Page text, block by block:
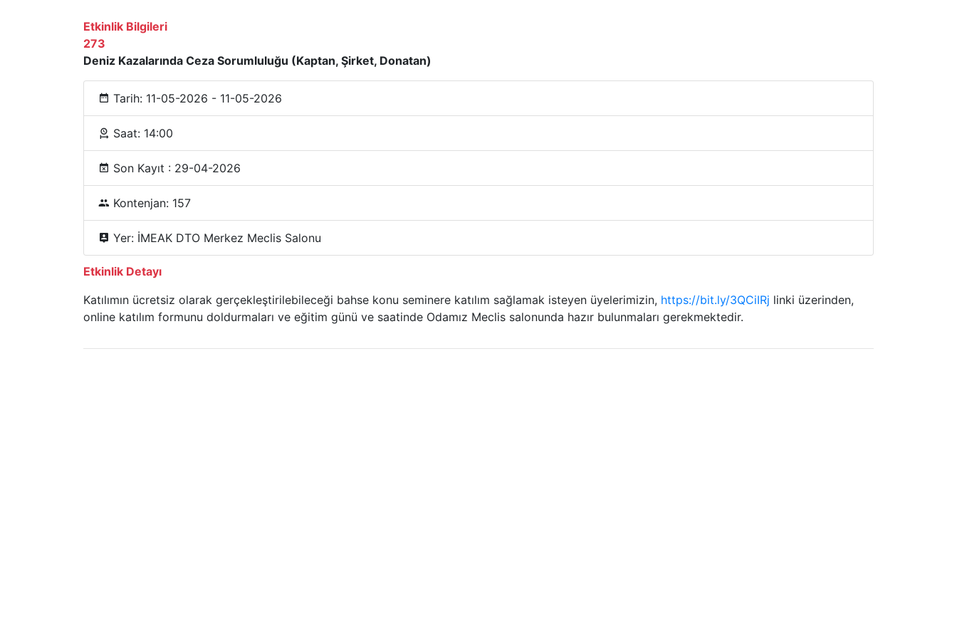
Etkinlik Bilgileri
273
Deniz Kazalarında Ceza Sorumluluğu (Kaptan, Şirket, Donatan)
Tarih: 11-05-2026 - 11-05-2026
Saat: 14:00
Son Kayıt : 29-04-2026
Kontenjan: 157
Yer: İMEAK DTO Merkez Meclis Salonu
Etkinlik Detayı
Katılımın ücretsiz olarak gerçekleştirilebileceği bahse konu seminere katılım sağlamak isteyen üyelerimizin, https://bit.ly/3QCiIRj linki üzerinden,
online katılım formunu doldurmaları ve eğitim günü ve saatinde Odamız Meclis salonunda hazır bulunmaları gerekmektedir.